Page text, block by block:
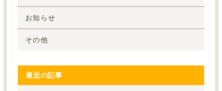
お知らせ
その他
最近の記事